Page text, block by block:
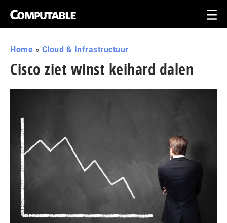
Home » Cloud & Infrastructuur
Cisco ziet winst keihard dalen